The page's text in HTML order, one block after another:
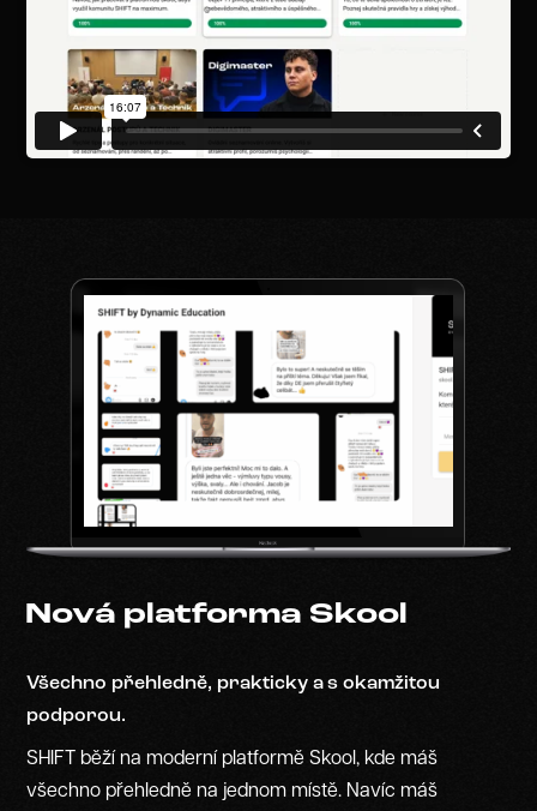
Nová platforma Skool
Všechno přehledně, prakticky a s okamžitou
podporou.
SHIFT běží na moderní platformě Skool, kde máš
všechno přehledně na jednom místě. Navíc máš